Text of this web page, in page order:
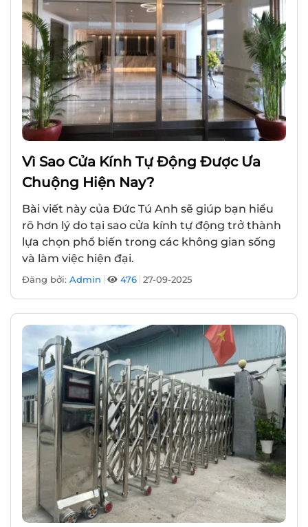
Vì Sao Cửa Kính Tự Động Được Ưa
Chuộng Hiện Nay?
Bài viết này của Đức Tú Anh sẽ giúp bạn hiểu
rõ hơn lý do tại sao cửa kính tự động trở thành
lựa chọn phổ biến trong các không gian sống
và làm việc hiện đại.
Đăng bởi: Admin 476 27-09-2025